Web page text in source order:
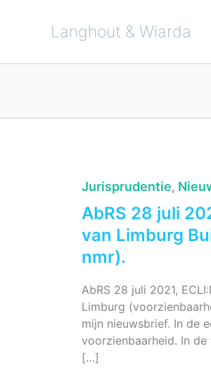
Langhout & Wiarda
Jurisprudentie,
AbRS 28 juli
van Limburg
nmr).
AbRS 28 juli 2021,
Limburg
mijn nieuwsbrief. In de
voorzienbaarheid. In
[…]